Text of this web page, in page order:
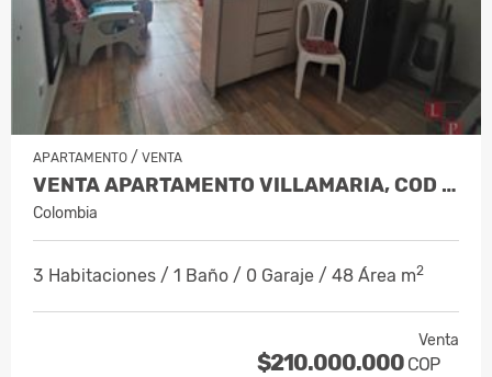
APARTAMENTO / VENTA
VENTA APARTAMENTO VILLAMARIA, COD 10…
Colombia
3 Habitaciones / 1 Baño / 0 Garaje / 48 Área m2
Venta
$210.000.000 COP